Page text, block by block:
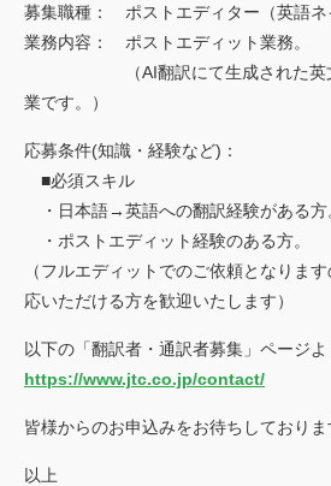
実績
お見積もり依頼
翻訳者登録
募集職種： ポストエディター（英語
業務内容： ポストエディット業務。
（AI翻訳にて生成された英文
業です。）
応募条件(知識・経験など)：
■必須スキル
・日本語→英語への翻訳経験がある方
・ポストエディット経験のある方。
（フルエディットでのご依頼となりま
応いただける方を歓迎いたします）
以下の「翻訳者・通訳者募集」ページよ
https://www.jtc.co.jp/contact/
皆様からのお申込みをお待ちしておりま
以上